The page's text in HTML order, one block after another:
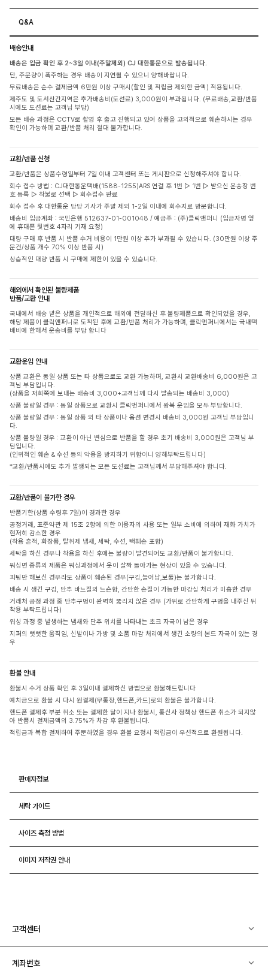
Q&A
배송안내
배송은 입금 확인 후 2~3일 이내(주말제외) CJ 대한통운으로 발송됩니다.
단, 주문량이 폭주하는 경우 배송이 지연될 수 있으니 양해바랍니다.
무료배송은 순수 결제금액 6만원 이상 구매시(할인 및 적립금 제외한 금액) 적용됩니다.
제주도 및 도서산간지역은 추가배송비(도선료) 3,000원이 부과됩니다. (무료배송,교환/반품
시에도 도선료는 고객님 부담)
모든 배송 과정은 CCTV로 촬영 후 출고 진행되고 있어 상품을 고의적으로 훼손하시는 경우
확인이 가능하며 교환/반품 처리 절대 불가합니다.
교환/반품 신청
교환/반품은 상품수령일부터 7일 이내 고객센터 또는 게시판으로 신청해주셔야 합니다.
회수 접수 방법 : CJ대한통운택배(1588-1255)ARS 연결 후 1번 ▷ 1번 ▷ 받으신 운송장 번
호 등록 ▷ 착불로 선택 ▷ 회수접수 완료
회수 접수 후 대한통운 담당 기사가 주말 제외 1-2일 이내에 회수지로 방문합니다.
배송비 입금계좌 : 국민은행 512637-01-001048 / 예금주 : (주)클릭앤퍼니 (입금자명 옆
에 휴대폰 뒷번호 4자리 기재 요청)
대량 구매 후 반품 시 반품 수거 비용이 1만원 이상 추가 부과될 수 있습니다. (30만원 이상 주
문건/상품 개수 70% 이상 반품 시)
상습적인 대량 반품 시 구매에 제한이 있을 수 있습니다.
해외에서 확인된 불량제품
반품/교환 안내
국내에서 배송 받은 상품을 개인적으로 해외에 전달하신 후 불량제품으로 확인되었을 경우,
해당 제품이 클릭앤퍼니로 도착된 후에 교환/반품 처리가 가능하며, 클릭앤퍼니에서는 국내택
배비에 한해서 운송비를 부담 합니다
교환운임 안내
상품 교환은 동일 상품 또는 타 상품으로도 교환 가능하며, 교환시 교환배송비 6,000원은 고
객님 부담입니다.
(상품을 저희쪽에 보내는 배송비 3,000+고객님께 다시 발송되는 배송비 3,000)
상품 불량일 경우 : 동일 상품으로 교환시 클릭앤퍼니에서 왕복 운임을 모두 부담합니다.
상품 불량일 경우 : 동일 상품 외 타 상품이나 옵션 변경시 배송비 3,000원 고객님 부담입니
다.
상품 불량일 경우 : 교환이 아닌 변심으로 반품을 할 경우 초기 배송비 3,000원은 고객님 부
담입니다.
(인위적인 훼손 & 수선 등의 악용을 방지하기 위함이니 양해부탁드립니다)
*교환/반품시에도 추가 발생되는 모든 도선료는 고객님께서 부담해주셔야 합니다.
교환/반품이 불가한 경우
반품기한(상품 수령후 7일)이 경과한 경우
공정거래, 표준약관 제 15조 2항에 의한 이용자의 사용 또는 일부 소비에 의하여 재화 가치가
현저히 감소한 경우
(착용 흔적, 화장품, 탈취제 냄새, 세탁, 수선, 택훼손 포함)
세탁을 하신 경우나 착용을 하신 후에는 불량이 발견되어도 교환/반품이 불가합니다.
워싱면 종류의 제품은 워싱과정에서 옷이 살짝 돌아가는 현상이 있을 수 있습니다.
피팅만 해보신 경우라도 상품이 훼손된 경우(구김,늘어남,보풀)는 불가합니다.
배송 시 생긴 구김, 단추 바느질의 느슨함, 간단한 손질이 가능한 마감실 처리가 미흡한 경우
거래처 공정 과정 중 단추구멍이 완벽히 뚫리지 않은 경우 (가위로 간단하게 구멍을 내주신 뒤
착용 부탁드립니다)
워싱 과정 중 발생하는 냄새와 단추 위치를 나타내는 초크 자국이 남은 경우
지퍼의 뻣뻣한 움직임, 신발이나 가방 및 소품 마감 처리에서 생긴 소량의 본드 자국이 있는 경
우
환불 안내
환불시 수거 상품 확인 후 3일이내 결제하신 방법으로 환불해드립니다
예치금으로 환불 시 다시 원결제(무통장,핸드폰,카드)로의 환불은 불가합니다.
핸드폰 결제후 부분 취소 또는 결제한 달이 지나 환불시, 통신사 정책상 핸드폰 취소가 되지않
아 반품시 결제금액의 3.75%가 차감 후 환불됩니다.
적립금과 복합 결제하여 주문하였을 경우 환불 요청시 적립금이 우선적으로 환원됩니다.
판매자정보
세탁 가이드
사이즈 측정 방법
이미지 저작권 안내
고객센터
계좌번호